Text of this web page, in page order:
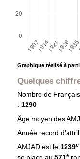
Graphique réalisé à
Quelques
Nombre de
: 1290
Âge moyen des
Année record
AMJAD est le 1239e
se place au 571e